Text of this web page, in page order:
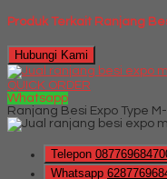
Produk Terkait Ranjang
Hubungi Kami
QUICK ORDER
Whatsapp
Ranjang Besi Expo Type
Telepon
Whatsapp